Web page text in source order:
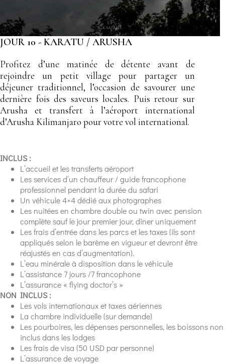
JOUR 10 - KARATU / ARUSHA
Profitez d’une matinée de détente avant de
rejoindre un petit village pour partager un
déjeuner traditionnel, l’occasion de savourer une
dernière fois des saveurs locales. Puis retour sur
Arusha et transfert à l’aéroport international
d’Arusha Kilimanjaro pour votre vol international.
INCLUS :
L’accueil et les transferts aéroport
Les services d’un chauffeur / guide francophone
professionnel pendant la durée du safari
Un véhicule 4×4 dédié aux photographes
Les nuitées en chambre double ou twin avec pension
complète sauf le jour premier jour, dîner uniquement
Les frais d’entrée dans les parcs et les taxes (ils sont
appliqués selon le barème en vigueur et devront être
réajustés en cas d’augmentation).
L’eau minérale à disposition dans le véhicule
L’assistance 7 jours /7 francophone
L’assurance « flying doctor’s »
NON INCLUS :
Les vols internationaux et taxes aériennes
La chambre individuelle (sur demande)
Les pourboires, les dépenses personnelles, les boissons non
inclus dans les lodges
Les frais de visa (50 USD par personne)
L’assurance de voyage